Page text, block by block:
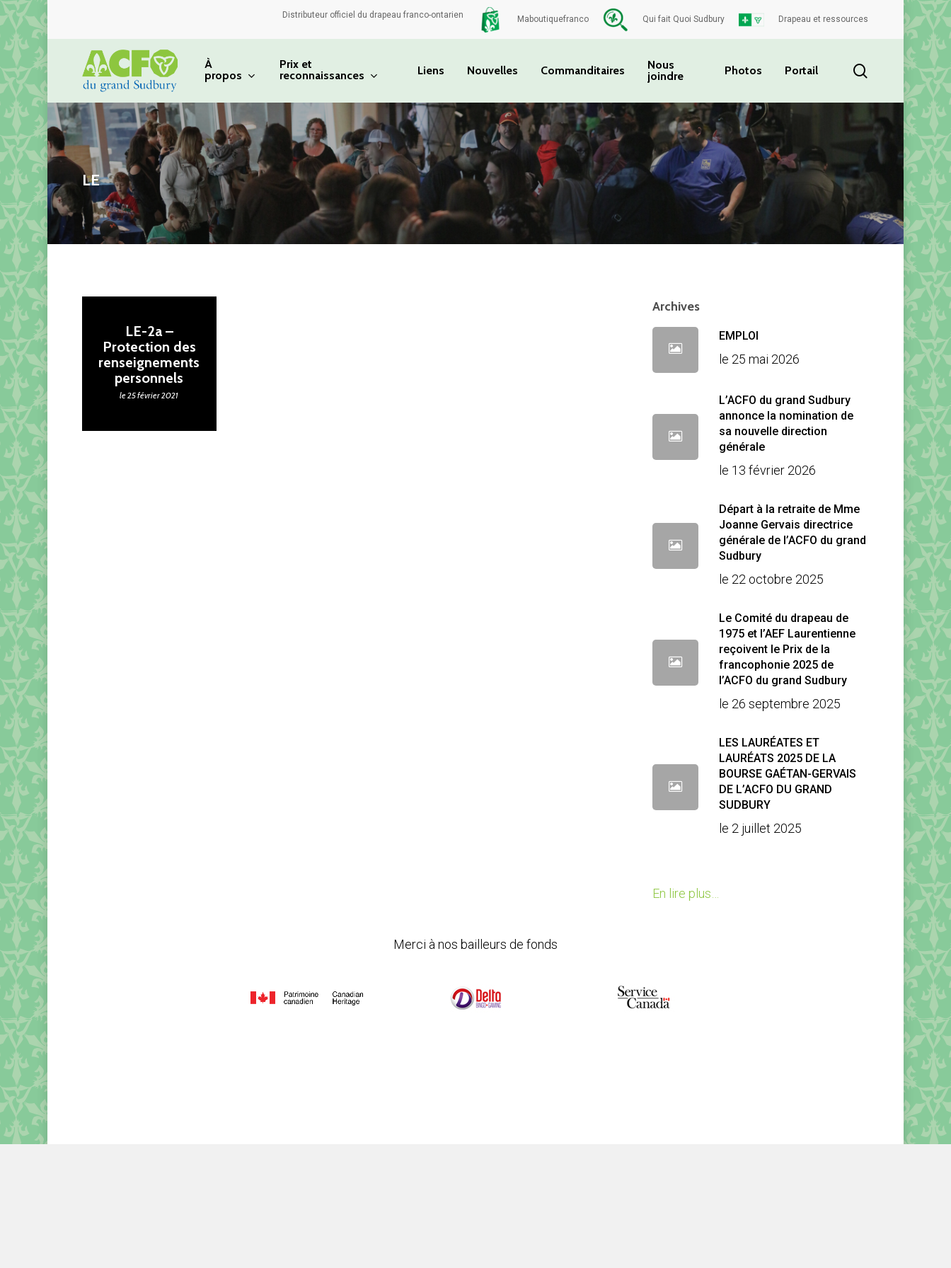
Skip
main
content
Distributeur officiel du drapeau franco-ontarien Maboutiquefranco Qui fait Quoi Sudbury Drapeau et ressources
Appuyez sur Entrée pour rechercher ou sur Échap pour fermer
À
propos
Prix et
reconnaissances
Liens Nouvelles Commanditaires
Nous
joindre
Photos Portail Rechercher
LE
LE-2a –
Protection des
renseignements
personnels
le 25 février 2021
Archives
EMPLOI
le 25 mai 2026
L’ACFO du grand Sudbury
annonce la nomination de
sa nouvelle direction
générale
le 13 février 2026
Départ à la retraite de Mme
Joanne Gervais directrice
générale de l’ACFO du grand
Sudbury
le 22 octobre 2025
Le Comité du drapeau de
1975 et l’AEF Laurentienne
reçoivent le Prix de la
francophonie 2025 de
l’ACFO du grand Sudbury
le 26 septembre 2025
LES LAURÉATES ET
LAURÉATS 2025 DE LA
BOURSE GAÉTAN-GERVAIS
DE L’ACFO DU GRAND
SUDBURY
le 2 juillet 2025
En lire plus…
Merci à nos bailleurs de fonds